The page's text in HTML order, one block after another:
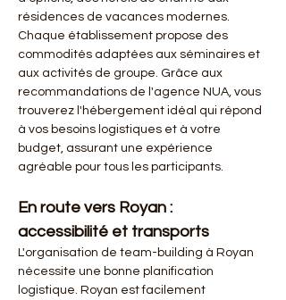
résidences de vacances modernes.
Chaque établissement propose des
commodités adaptées aux séminaires et
aux activités de groupe. Grâce aux
recommandations de l'agence NUA, vous
trouverez l'hébergement idéal qui répond
à vos besoins logistiques et à votre
budget, assurant une expérience
agréable pour tous les participants.
En route vers Royan :
accessibilité et transports
L'organisation de team-building à Royan
nécessite une bonne planification
logistique. Royan est facilement